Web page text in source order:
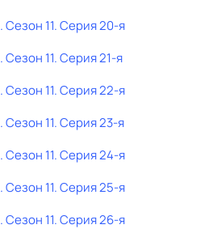
. Сезон 11. Серия 20-я
. Сезон 11. Серия 21-я
. Сезон 11. Серия 22-я
. Сезон 11. Серия 23-я
. Сезон 11. Серия 24-я
. Сезон 11. Серия 25-я
. Сезон 11. Серия 26-я